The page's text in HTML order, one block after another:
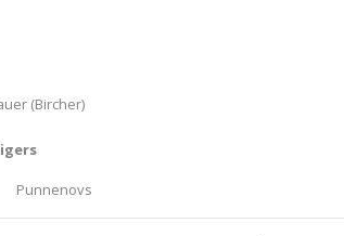
(Bircher)
Punnenovs